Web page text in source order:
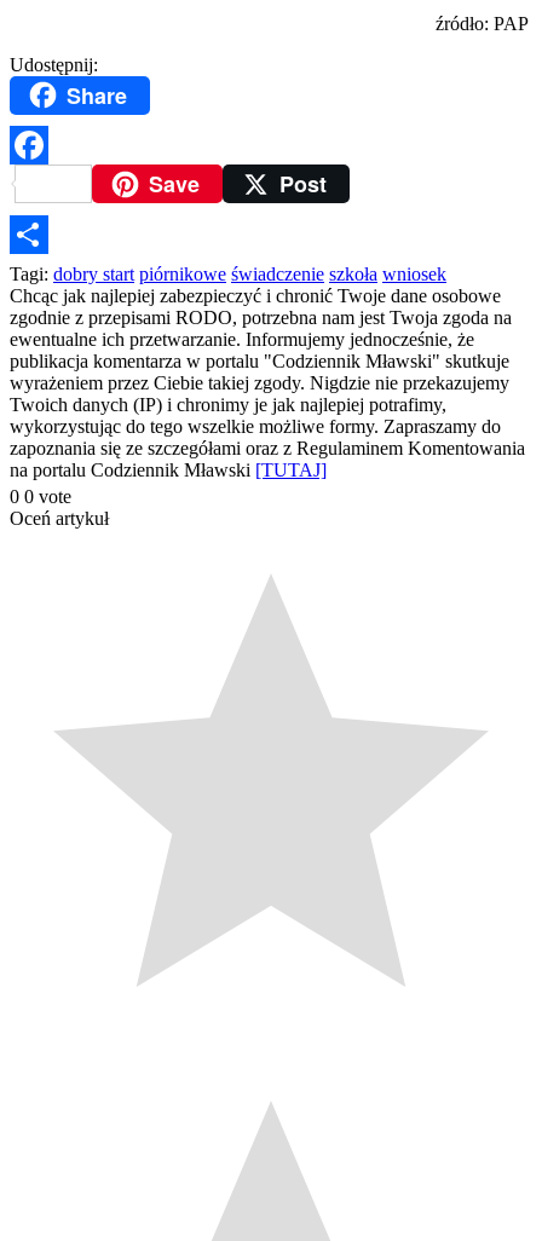
źródło: PAP
Udostępnij:
Share
FacebookSave Post
Podziel
się
Tagi: dobry start piórnikowe świadczenie szkoła wniosek
Chcąc jak najlepiej zabezpieczyć i chronić Twoje dane osobowe
zgodnie z przepisami RODO, potrzebna nam jest Twoja zgoda na
ewentualne ich przetwarzanie. Informujemy jednocześnie, że
publikacja komentarza w portalu "Codziennik Mławski" skutkuje
wyrażeniem przez Ciebie takiej zgody. Nigdzie nie przekazujemy
Twoich danych (IP) i chronimy je jak najlepiej potrafimy,
wykorzystując do tego wszelkie możliwe formy. Zapraszamy do
zapoznania się ze szczegółami oraz z Regulaminem Komentowania
na portalu Codziennik Mławski [TUTAJ]
0 0 vote
Oceń artykuł